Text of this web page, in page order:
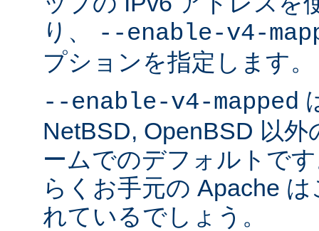
り、
--enable-v4-
プションを指定します。
--enable-v4-mapped
NetBSD, OpenBSD 以
ームでのデフォルトで
らくお手元の Apache
れているでしょう。